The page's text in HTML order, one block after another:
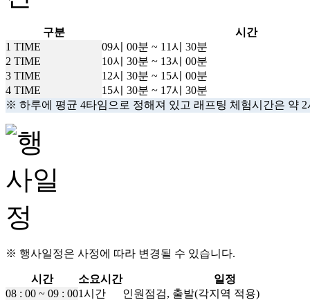
구분
시간
1 TIME
09시 00분 ~ 11시 30분
2 TIME
10시 30분 ~ 13시 00분
3 TIME
12시 30분 ~ 15시 00분
4 TIME
15시 30분 ~ 17시 30분
※ 하루에 평균 4타임으로 정해져 있고 래프팅 체험시간은 약
※ 행사일정은 사정에 따라 변경될 수 있습니다.
시간 소요시간
일정
08 : 00 ~ 09 : 001시간
인원점검, 출발(각지역 적용)